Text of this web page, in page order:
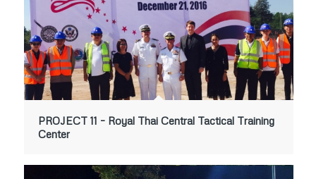
PROJECT 11 – Royal Thai Central Tactical Training
Center